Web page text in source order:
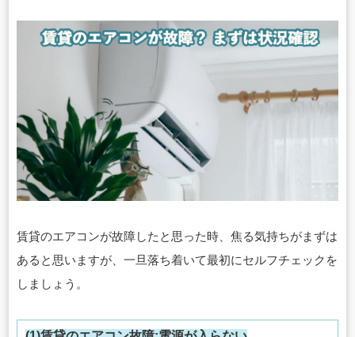
賃貸のエアコンが故障したと思った時、焦る気持ちがまずは
あると思いますが、一旦落ち着いて最初にセルフチェックを
しましょう。